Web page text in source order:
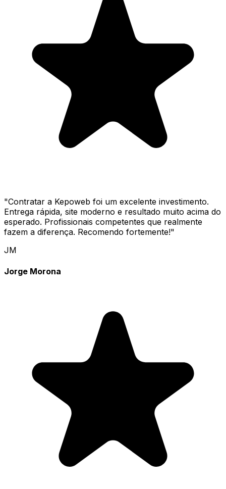
"Contratar a Kepoweb foi um excelente investimento.
Entrega rápida, site moderno e resultado muito acima do
esperado. Profissionais competentes que realmente
fazem a diferença. Recomendo fortemente!"
JM
Jorge Morona